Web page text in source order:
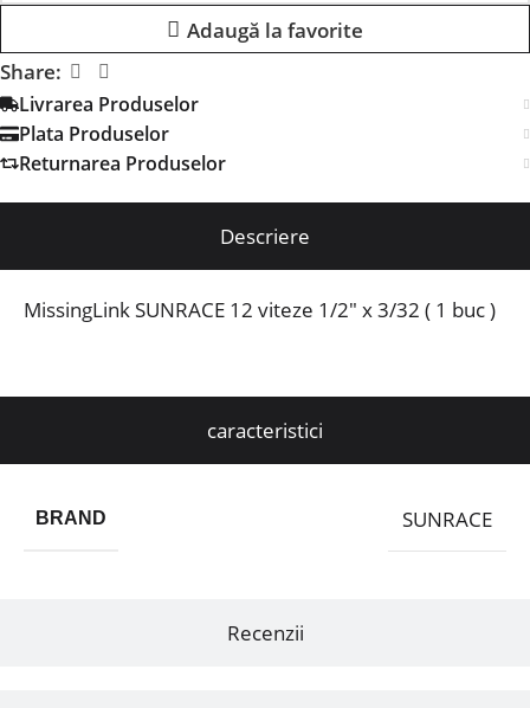
Adaugă la favorite
Share:
Livrarea Produselor
Plata Produselor
Returnarea Produselor
Descriere
MissingLink SUNRACE 12 viteze 1/2″ x 3/32 ( 1 buc )
caracteristici
Recenzii
BRAND SUNRACE